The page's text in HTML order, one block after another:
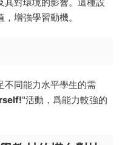
增強學習動機。
不同能力水平學生的需
"活動，爲能力較強的